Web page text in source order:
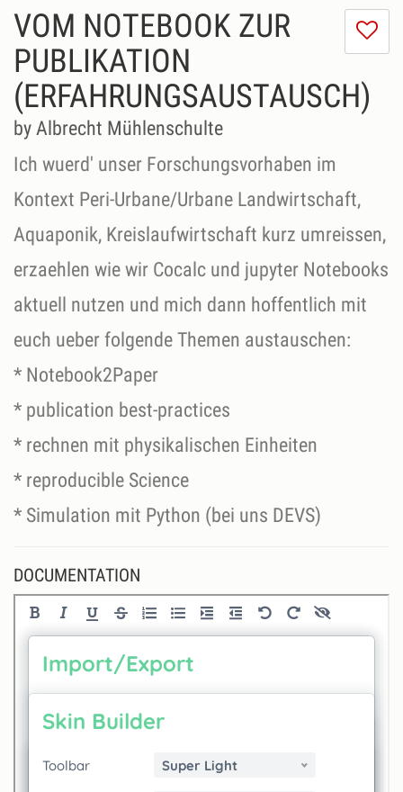
I
VOM NOTEBOOK ZUR
PUBLIKATION
(ERFAHRUNGSAUSTAUSCH)
by Albrecht Mühlenschulte
Ich wuerd' unser Forschungsvorhaben im
Kontext Peri-Urbane/Urbane Landwirtschaft,
Aquaponik, Kreislaufwirtschaft kurz umreissen,
erzaehlen wie wir Cocalc und jupyter Notebooks
aktuell nutzen und mich dann hoffentlich mit
euch ueber folgende Themen austauschen:
* Notebook2Paper
* publication best-practices
* rechnen mit physikalischen Einheiten
* reproducible Science
* Simulation mit Python (bei uns DEVS)
DOCUMENTATION